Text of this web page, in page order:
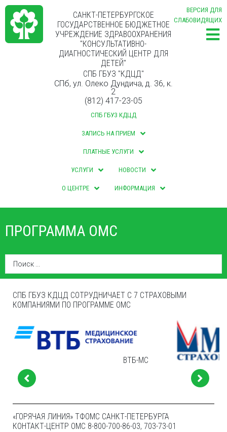
САНКТ-ПЕТЕРБУРГСКОЕ
ГОСУДАРСТВЕННОЕ БЮДЖЕТНОЕ
УЧРЕЖДЕНИЕ ЗДРАВООХРАНЕНИЯ
"КОНСУЛЬТАТИВНО-
ДИАГНОСТИЧЕСКИЙ ЦЕНТР ДЛЯ
ДЕТЕЙ"
СПБ ГБУЗ "КДЦД"
СПб, ул. Олеко Дундича, д. 36, к.
2
(812) 417-23-05
СПБ ГБУЗ КДЦД
ЗАПИСЬ НА ПРИЕМ
ПЛАТНЫЕ УСЛУГИ
УСЛУГИ НОВОСТИ
О ЦЕНТРЕ ИНФОРМАЦИЯ
ВЕРСИЯ ДЛЯ
СЛАБОВИДЯЩИХ
ПРОГРАММА ОМС
СПБ ГБУЗ КДЦД СОТРУДНИЧАЕТ С 7 СТРАХОВЫМИ
КОМПАНИЯМИ ПО ПРОГРАММЕ ОМС
МАКС-М
«ГОРЯЧАЯ ЛИНИЯ» ТФОМС САНКТ-ПЕТЕРБУРГА
КОНТАКТ-ЦЕНТР ОМС 8-800-700-86-03, 703-73-01